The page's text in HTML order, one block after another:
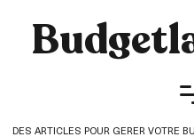
DES ARTICLES POUR GERER VOTRE